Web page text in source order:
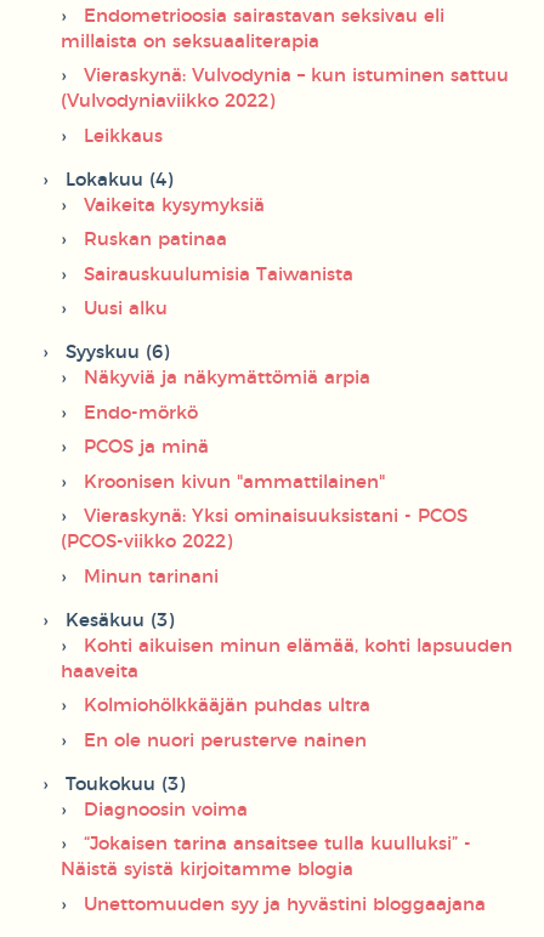
Endometrioosia sairastavan seksivau eli
millaista on seksuaaliterapia
Vieraskynä: Vulvodynia – kun istuminen sattuu
(Vulvodyniaviikko 2022)
Leikkaus
Lokakuu (4)
Vaikeita kysymyksiä
Ruskan patinaa
Sairauskuulumisia Taiwanista
Uusi alku
Syyskuu (6)
Näkyviä ja näkymättömiä arpia
Endo-mörkö
PCOS ja minä
Kroonisen kivun "ammattilainen"
Vieraskynä: Yksi ominaisuuksistani - PCOS
(PCOS-viikko 2022)
Minun tarinani
Kesäkuu (3)
Kohti aikuisen minun elämää, kohti lapsuuden
haaveita
Kolmiohölkkääjän puhdas ultra
En ole nuori perusterve nainen
Toukokuu (3)
Diagnoosin voima
“Jokaisen tarina ansaitsee tulla kuulluksi” -
Näistä syistä kirjoitamme blogia
Unettomuuden syy ja hyvästini bloggaajana